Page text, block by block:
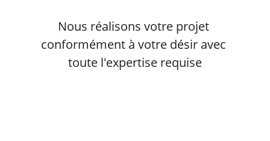
Nous réalisons votre projet
conformément à votre désir avec
toute l'expertise requise